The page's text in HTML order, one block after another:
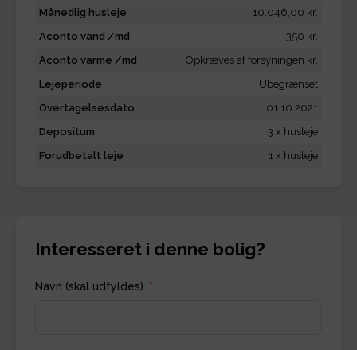
Månedlig husleje
10.046,00 kr.
Aconto vand /md
350 kr.
Aconto varme /md
Opkræves af forsyningen kr.
Lejeperiode
Ubegrænset
Overtagelsesdato
01.10.2021
Depositum
3 x husleje
Forudbetalt leje
1 x husleje
Interesseret i denne bolig?
Navn (skal udfyldes)